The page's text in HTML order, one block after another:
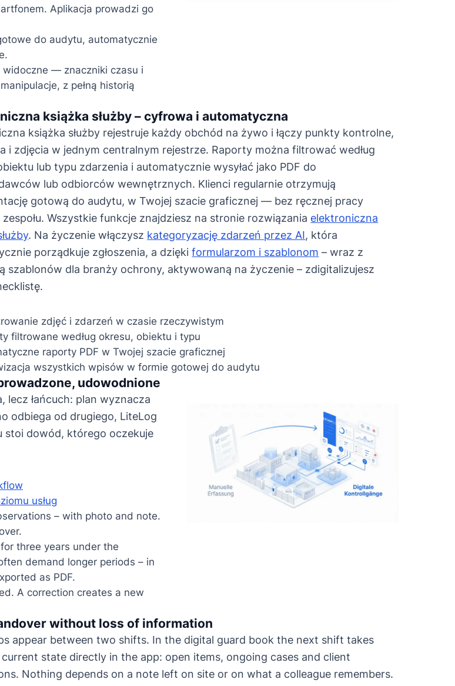
Aplikacja prowadzi go
do audytu, automatycznie
widoczne — znaczniki czasu i
z pełną historią
książka służby – cyfrowa i automatyczna
książka służby rejestruje każdy obchód na żywo i łączy punkty kontrolne,
i zdjęcia w jednym centralnym rejestrze. Raporty można filtrować według
lub typu zdarzenia i automatycznie wysyłać jako PDF do
lub odbiorców wewnętrznych. Klienci regularnie otrzymują
gotową do audytu, w Twojej szacie graficznej — bez ręcznej pracy
Wszystkie funkcje znajdziesz na stronie rozwiązania elektroniczna
. Na życzenie włączysz kategoryzację zdarzeń przez AI, która
porządkuje zgłoszenia, a dziękiformularzom i szablonom – wraz z
szablonów dla branży ochrony, aktywowaną na życzenie – zdigitalizujesz
zdjęć i zdarzeń w czasie rzeczywistym
filtrowane według okresu, obiektu i typu
raporty PDF w Twojej szacie graficznej
wszystkich wpisów w formie gotowej do audytu
udowodnione
łańcuch: plan wyznacza
odbiega od drugiego, LiteLog
stoi dowód, którego oczekuje
usług
– with photo and note.
three years under the
demand longer periods – in
as PDF.
A correction creates a new
without loss of information
appear between two shifts. In the digital guard book the next shift takes
state directly in the app: open items, ongoing cases and client
Nothing depends on a note left on site or on what a colleague remembers.